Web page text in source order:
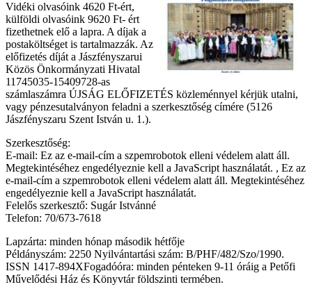
Vidéki olvasóink 4620 Ft-ért,
külföldi olvasóink 9620 Ft- ért
fizethetnek elő a lapra. A díjak a
postaköltséget is tartalmazzák. Az
előfizetés díját a Jászfényszarui
Közös Önkormányzati Hivatal
11745035-15409728-as
számlaszámra ÚJSÁG ELŐFIZETÉS közleménnyel kérjük utalni,
vagy pénzesutalványon feladni a szerkesztőség címére (5126
Jászfényszaru Szent István u. 1.).
Szerkesztőség:
E-mail: Ez az e-mail-cím a szpemrobotok elleni védelem alatt áll.
Megtekintéséhez engedélyeznie kell a JavaScript használatát. , Ez az
e-mail-cím a szpemrobotok elleni védelem alatt áll. Megtekintéséhez
engedélyeznie kell a JavaScript használatát.
Felelős szerkesztő: Sugár Istvánné
Telefon: 70/673-7618
Lapzárta: minden hónap második hétfője
Példányszám: 2250 Nyilvántartási szám: B/PHF/482/Szo/1990.
ISSN 1417-894XFogadóóra: minden pénteken 9-11 óráig a Petőfi
Művelődési Ház és Könyvtár földszinti termében.